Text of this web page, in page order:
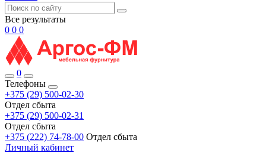
Все результаты
0 0 0
0
Телефоны
+375 (29) 500-02-30
Отдел сбыта
+375 (29) 500-02-31
Отдел сбыта
+375 (222) 74-78-00 Отдел сбыта
Личный кабинет